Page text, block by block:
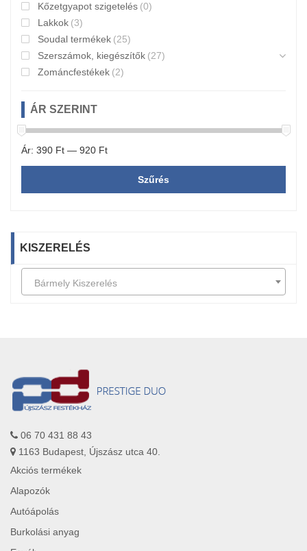
Kőzetgyapot szigetelés (0)
Lakkok (3)
Soudal termékek (25)
Szerszámok, kiegészítők (27)
Zománcfestékek (2)
ÁR SZERINT
Szűrés
Ár: 390 Ft — 920 Ft
KISZERELÉS
Bármely Kiszerelés
06 70 431 88 43
1163 Budapest, Újszász utca 40.
Akciós termékek
Alapozók
Autóápolás
Burkolási anyag